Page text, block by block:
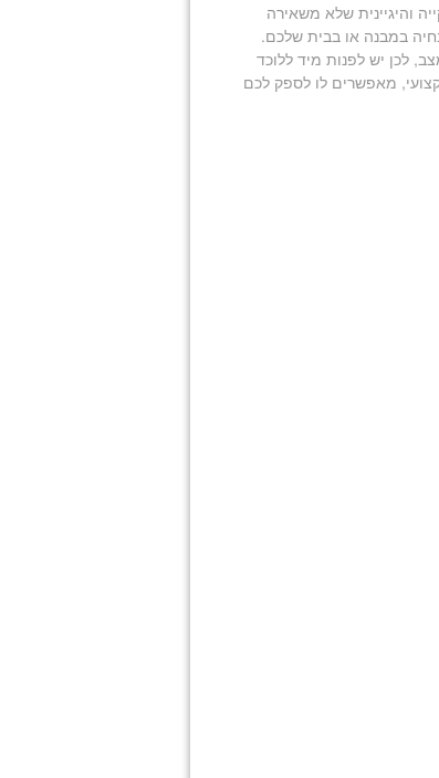
והיגיינית שלא משאירה
במבנה או בבית שלכם.
לכן יש לפנות מיד ללוכד
מאפשרים לו לספק לכם